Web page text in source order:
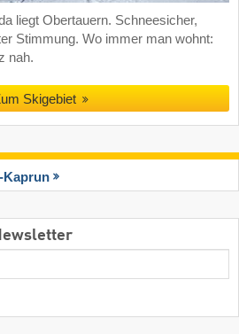
liegt Obertauern. Schneesicher,
Stimmung. Wo immer man wohnt:
nah.
Skigebiet
Kaprun